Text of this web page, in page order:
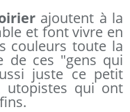
ajoutent à la
et font vivre en
couleurs toute la
de ces "gens qui
juste ce petit
qui ont